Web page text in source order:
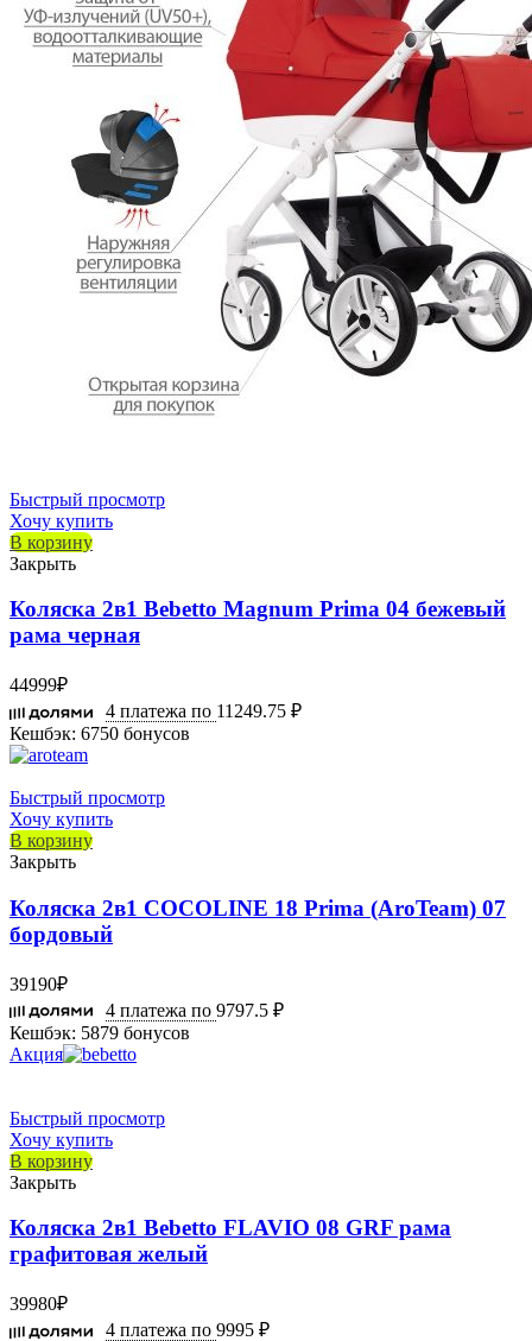
Быстрый просмотр
Хочу купить
В корзину
Закрыть
Коляска 2в1 Bebetto Magnum Prima 04 бежевый
рама черная
44999₽
4 платежа по 11249.75 ₽
Кешбэк: 6750 бонусов
Быстрый просмотр
Хочу купить
В корзину
Закрыть
Коляска 2в1 COCOLINE 18 Prima (AroTeam) 07
бордовый
39190₽
4 платежа по 9797.5 ₽
Кешбэк: 5879 бонусов
Акция
Быстрый просмотр
Хочу купить
В корзину
Закрыть
Коляска 2в1 Bebetto FLAVIO 08 GRF рама
графитовая желый
39980₽
4 платежа по 9995 ₽